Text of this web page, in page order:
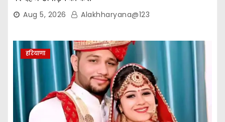
Aug 5, 2026 Alakhharyana@123
हरियाणा